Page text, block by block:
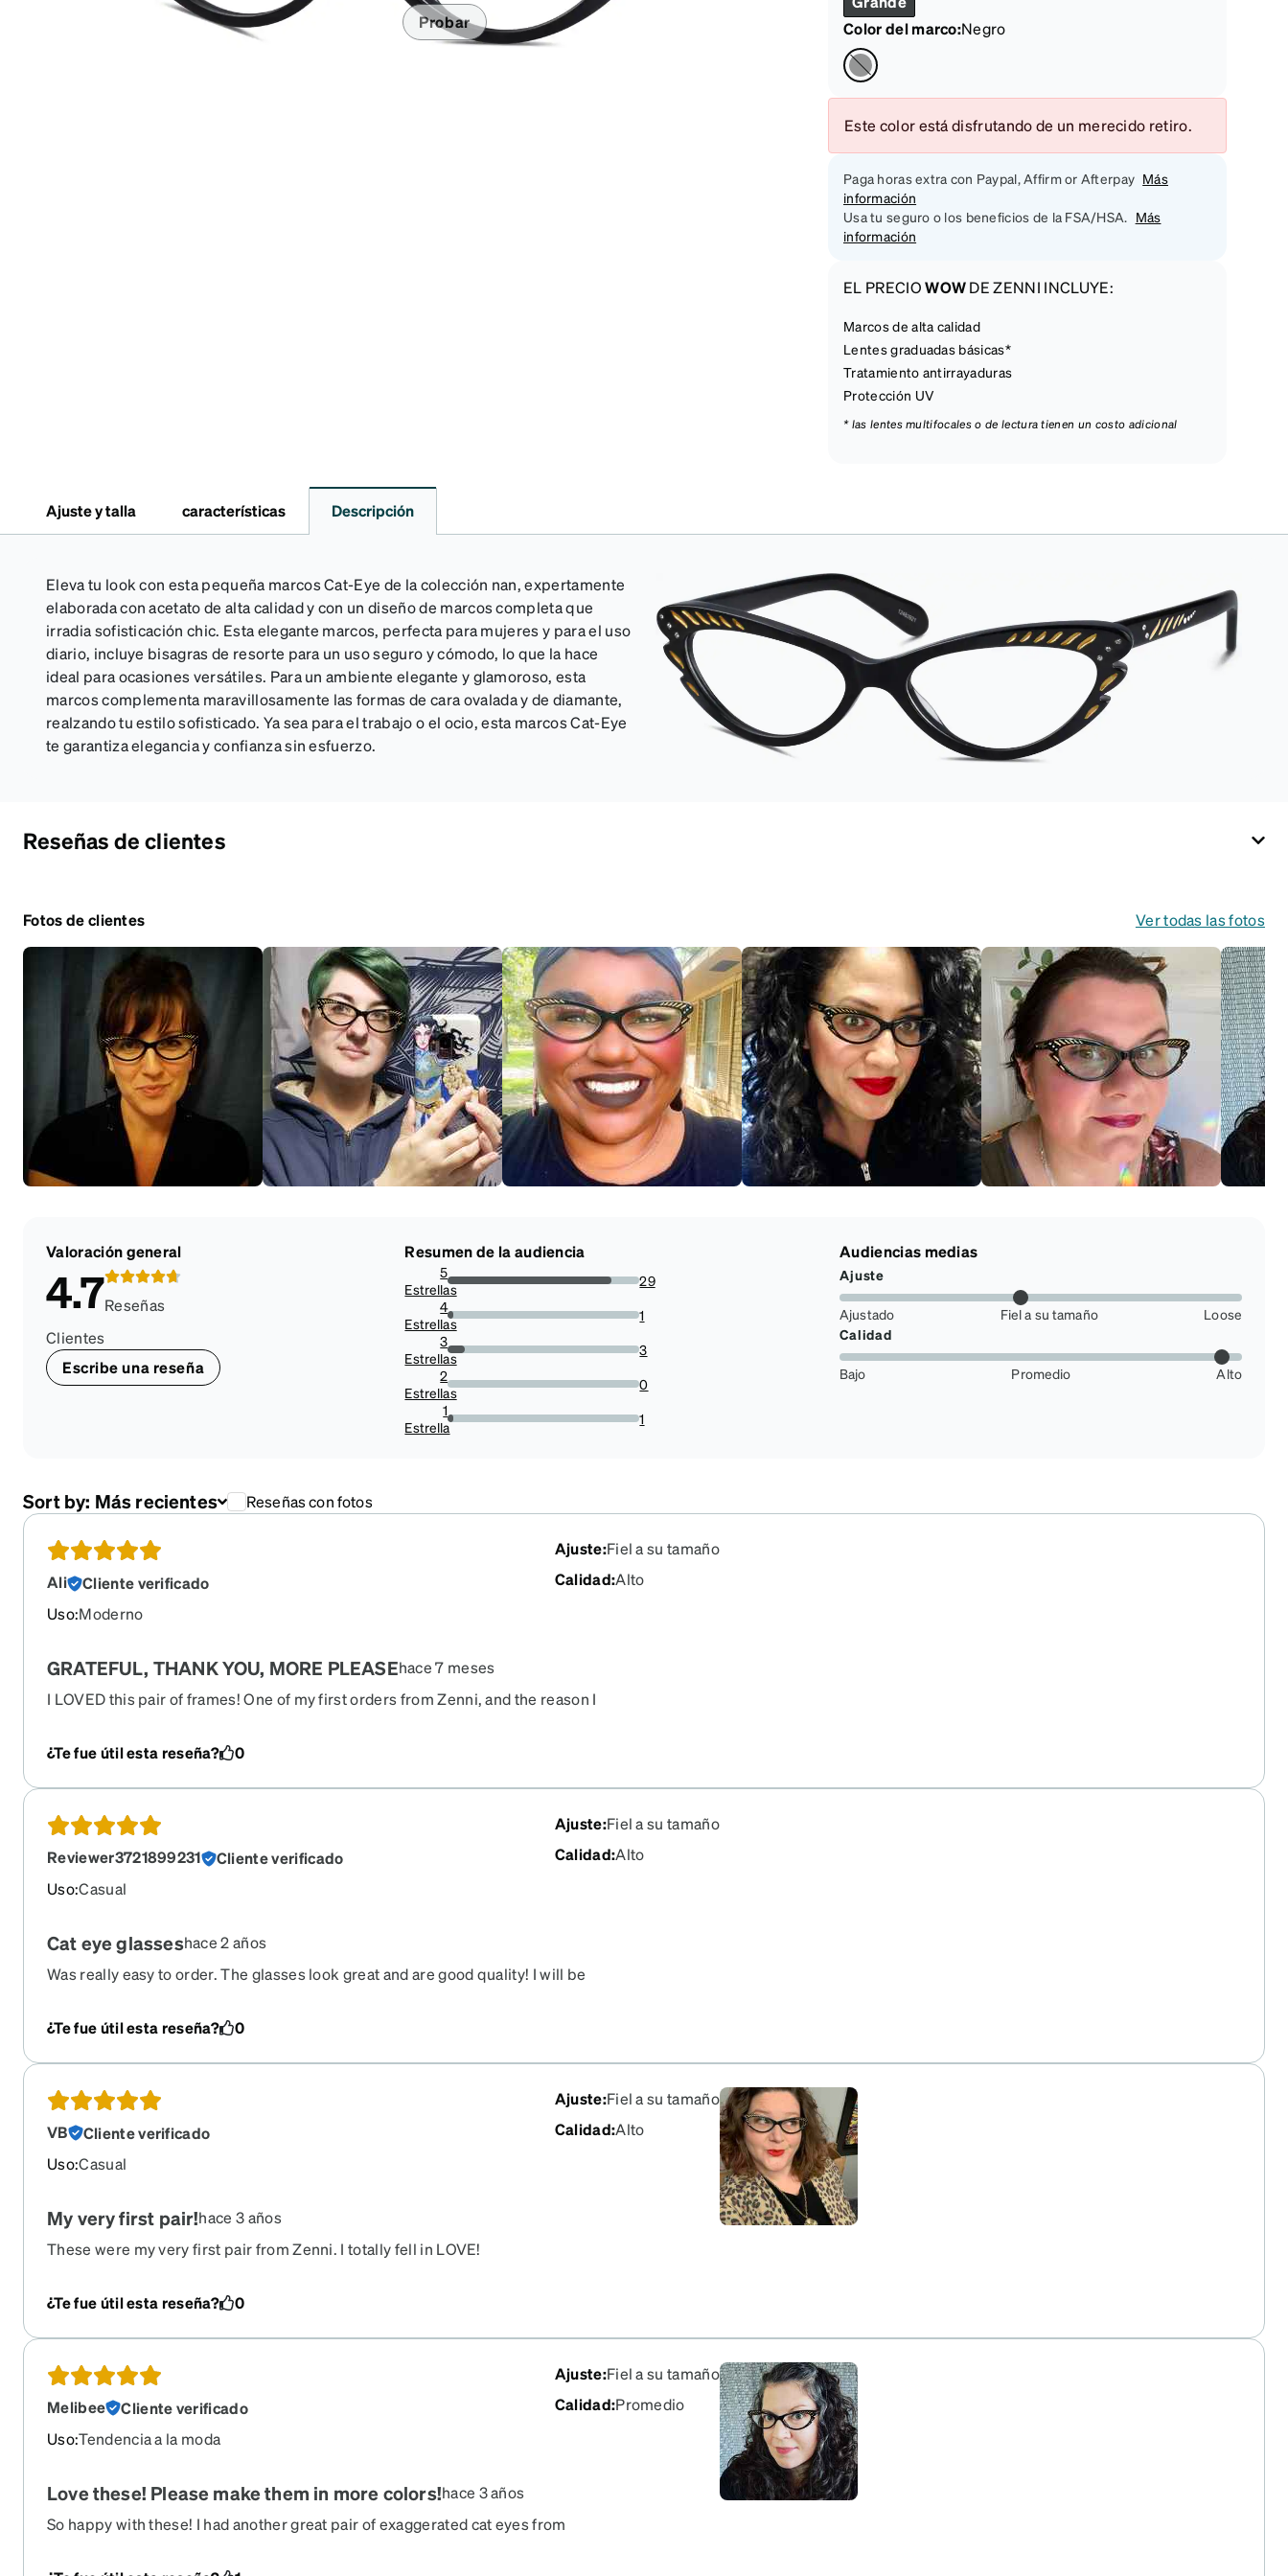
auriculares
Día de partido
Probar
Color del marco:Negro
Este color está disfrutando de un merecido retiro.
Paga horas extra con Paypal, Affirm or Afterpay Más
información
Usa tu seguro o los beneficios de la FSA/HSA. Más
información
EL PRECIOWOWDE ZENNI INCLUYE:
Marcos de alta calidad
Lentes graduadas básicas*
Tratamiento antirrayaduras
Protección UV
* las lentes multifocales o de lectura tienen un costo adicional
Ajuste y talla características Descripción
Eleva tu look con esta pequeña marcos Cat-Eye de la colección nan, expertamente
elaborada con acetato de alta calidad y con un diseño de marcos completa que
irradia sofisticación chic. Esta elegante marcos, perfecta para mujeres y para el uso
diario, incluye bisagras de resorte para un uso seguro y cómodo, lo que la hace
ideal para ocasiones versátiles. Para un ambiente elegante y glamoroso, esta
marcos complementa maravillosamente las formas de cara ovalada y de diamante,
realzando tu estilo sofisticado. Ya sea para el trabajo o el ocio, esta marcos Cat-Eye
te garantiza elegancia y confianza sin esfuerzo.
Reseñas de clientes
Fotos de clientes Ver todas las fotos
Valoración general
4.7Reseñas
Clientes
Escribe una reseña
Resumen de la audiencia
5
Estrellas85.29411764705883%
29
4
Estrellas2.941176470588235%
1
3
Estrellas8.823529411764707%
3
2
Estrellas
0%
0
1
Estrella2.941176470588235%
1
Audiencias medias
Ajuste
Ajustado Fiel a su tamaño
Loose
Calidad
Bajo Promedio Alto
Sort by: Más recientes Reseñas con fotos
Ali
Cliente verificado
Uso:Moderno
Ajuste:Fiel a su tamaño
Calidad:Alto
GRATEFUL, THANK YOU, MORE PLEASEhace 7 meses
I LOVED this pair of frames! One of my first orders from Zenni, and the reason I
classic vibe, these are for you; please make more styles like this or color
¿Te fue útil esta reseña? 0
Reviewer3721899231
Cliente verificado
Uso:Casual
Ajuste:Fiel a su tamaño
Calidad:Alto
Cat eye glasseshace 2 años
Was really easy to order. The glasses look great and are good quality! I will be
¿Te fue útil esta reseña?
0
VB
Cliente verificado
Uso:Casual
Ajuste:Fiel a su tamaño
Calidad:Alto
My very first pair!hace 3 años
These were my very first pair from Zenni. I totally fell in LOVE!
¿Te fue útil esta reseña? 0
Melibee
Cliente verificado
Uso:Tendencia a la moda
Ajuste:Fiel a su tamaño
Calidad:Promedio
Love these! Please make them in more colors!hace 3 años
So happy with these! I had another great pair of exaggerated cat eyes from
that was still stylized. These are the best! I wear them all day & find them